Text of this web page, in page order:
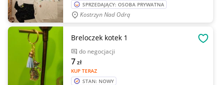
SPRZEDAJĄCY: OSOBA PRYWATNA
Kostrzyn Nad Odrą
Breloczek kotek 1
do negocjacji
KUP TERAZ
7zł
STAN: NOWY